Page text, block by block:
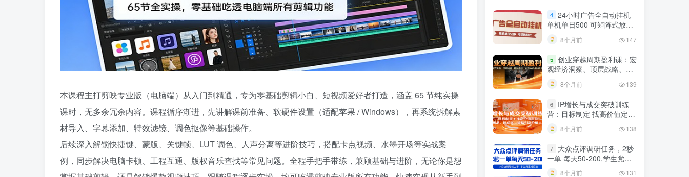
本课程主打剪映专业版（电脑端）从入门到精通，专为零基础剪辑小白、短视频爱好者打造，涵盖 65 节纯实操
课时，无多余冗余内容。课程循序渐进，先讲解课前准备、软硬件设置（适配苹果 / Windows），再系统拆解素
材导入、字幕添加、特效滤镜、调色抠像等基础操作。
后续深入解锁快捷键、蒙版、关键帧、LUT 调色、人声分离等进阶技巧，搭配卡点视频、水墨开场等实战案
例，同步解决电脑卡顿、工程互通、版权音乐查找等常见问题。全程手把手带练，兼顾基础与进阶，无论你是想
4 24小时广告全自动挂机
单机单日500 可矩阵式放大
无需人工看守 新手小白轻松
玩转8个月前 147
5 创业穿越周期盈利课：宏
观经济洞察、顶层战略、团
队搭建，实现持续成长稳定
变现8个月前 139
6
IP增长与成交突破训练
营：目标制定 找高价值定
引高价值人脉
8个月前 138
7
大众点评调研任务，2秒
一单 每天50-200,学生党宝
8个月前 131